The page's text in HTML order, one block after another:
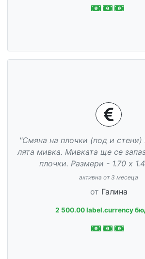
"Смяна на плочки (под и стени)
лята мивка. Мивката ще се
плочки. Размери - 1.70 х
активна от 3 месеца
от Галина
2 500.00 label.currency